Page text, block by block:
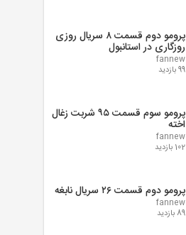
پرومو دوم قسمت ۸ سریال روزی
روزگاری در استانبول
fannew
99 بازدید
پرومو سوم قسمت ۹۵ شربت زغال
اخته
fannew
102 بازدید
پرومو دوم قسمت ۲۶ سریال نابغه
fannew
89 بازدید